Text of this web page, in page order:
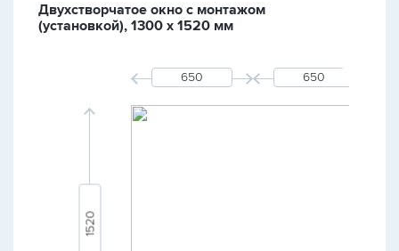
Двухстворчатое окно с монтажом
(установкой), 1300 х 1520 мм